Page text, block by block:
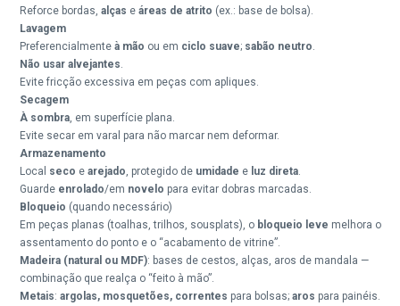
Reforce bordas,alças eáreas de atrito (ex.: base de bolsa).
Lavagem
Preferencialmenteà mão ou em ciclo suave; sabão neutro
Não usar alvejantes
Evite fricção excessiva em peças com apliques.
Secagem
À sombra , em superfície plana.
Evite secar em varal para não marcar nem deformar.
Armazenamento
Local seco earejado , protegido de umidade e luz direta
Guarde enrolado/em novelo para evitar dobras marcadas.
Bloqueio (quando necessário)
Em peças planas (toalhas, trilhos, sousplats), o bloqueio leve melhora o
assentamento do ponto e o “acabamento de vitrine”.
Madeira (natural ou MDF): bases de cestos, alças, aros de mandala —
combinação que realça o “feito à mão”.
Metais:argolas, mosquetões, correntes para bolsas;aros para painéis.